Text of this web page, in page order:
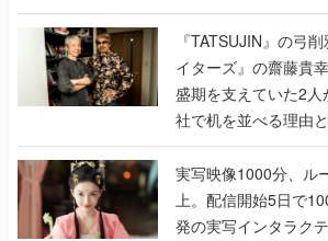
で作り込まれた理由
く
『TATSUJIN』の弓
イターズ』の齋藤貴
盛期を支えていた2
社で机を並べる理由
『TATSUJIN
んだレジェンド2人
実写映像1000分、ル
上。配信開始5日で
発の実写インタラク